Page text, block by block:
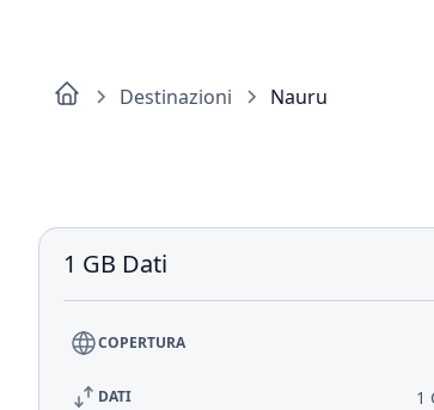
Destinazioni Nauru
1 GB Dati
COPERTURA
DATI 1